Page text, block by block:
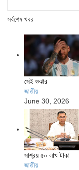
সর্বশেষ খবর
সেই ওঝার
জাতীয়
June 30, 2026
সাশ্রয় ৫০ লাখ টাকা
জাতীয়